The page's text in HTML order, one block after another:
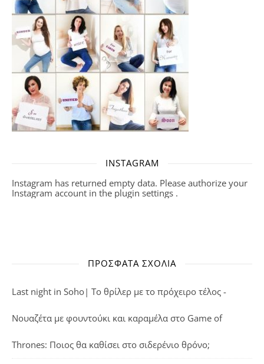
INSTAGRAM
Instagram has returned empty data. Please authorize your
Instagram account in the plugin settings .
ΠΡΌΣΦΑΤΑ ΣΧΌΛΙΑ
Last night in Soho| Το θρίλερ με το πρόχειρο τέλος -
Νουαζέτα με φουντούκι και καραμέλα στο Game of
Thrones: Ποιος θα καθίσει στο σιδερένιο θρόνο;